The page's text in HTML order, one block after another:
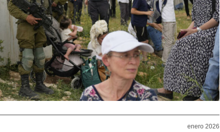
enero 2026